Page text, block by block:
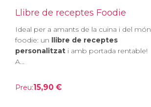
Llibre de receptes Foodie
Ideal per a amants de la cuina i del món
foodie: un llibre de receptes
personalitzat i amb portada rentable!
A...
Preu:15,90 €